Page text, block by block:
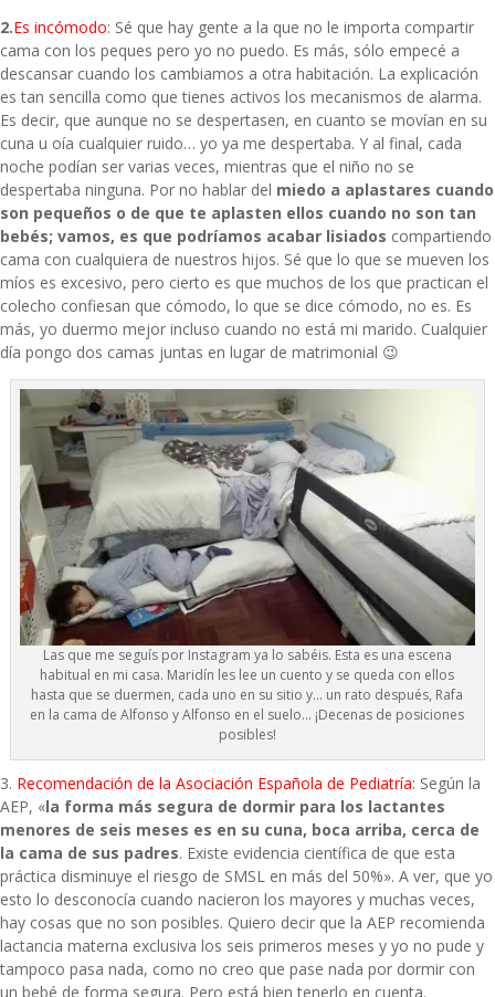
2.Es incómodo: Sé que hay gente a la que no le importa compartir
cama con los peques pero yo no puedo. Es más, sólo empecé a
descansar cuando los cambiamos a otra habitación. La explicación
es tan sencilla como que tienes activos los mecanismos de alarma.
Es decir, que aunque no se despertasen, en cuanto se movían en su
cuna u oía cualquier ruido… yo ya me despertaba. Y al final, cada
noche podían ser varias veces, mientras que el niño no se
despertaba ninguna. Por no hablar del miedo a aplastares cuando
son pequeños o de que te aplasten ellos cuando no son tan
bebés; vamos, es que podríamos acabar lisiados compartiendo
cama con cualquiera de nuestros hijos. Sé que lo que se mueven los
míos es excesivo, pero cierto es que muchos de los que practican el
colecho confiesan que cómodo, lo que se dice cómodo, no es. Es
más, yo duermo mejor incluso cuando no está mi marido. Cualquier
día pongo dos camas juntas en lugar de matrimonial 😉
Las que me seguís por Instagram ya lo sabéis. Esta es una escena
habitual en mi casa. Maridín les lee un cuento y se queda con ellos
hasta que se duermen, cada uno en su sitio y… un rato después, Rafa
en la cama de Alfonso y Alfonso en el suelo… ¡Decenas de posiciones
posibles!
3. Recomendación de la Asociación Española de Pediatría: Según la
AEP, «la forma más segura de dormir para los lactantes
menores de seis meses es en su cuna, boca arriba, cerca de
la cama de sus padres. Existe evidencia científica de que esta
práctica disminuye el riesgo de SMSL en más del 50%». A ver, que yo
esto lo desconocía cuando nacieron los mayores y muchas veces,
hay cosas que no son posibles. Quiero decir que la AEP recomienda
lactancia materna exclusiva los seis primeros meses y yo no pude y
tampoco pasa nada, como no creo que pase nada por dormir con
un bebé de forma segura. Pero está bien tenerlo en cuenta.